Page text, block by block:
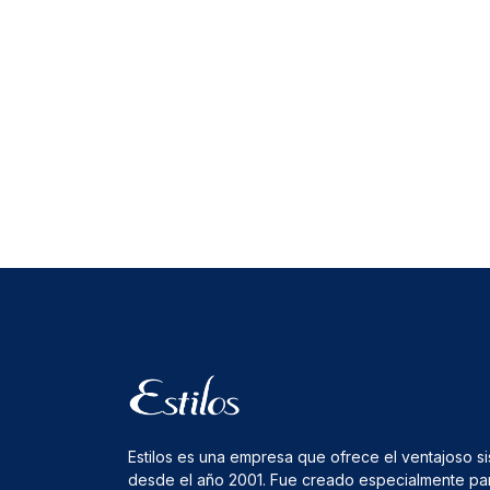
Estilos es una empresa que ofrece el ventajoso
desde el año 2001. Fue creado especialmente